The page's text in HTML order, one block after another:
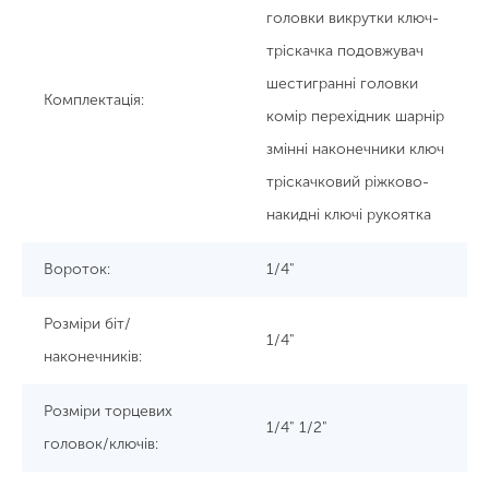
Комплектація:
головки викрутки ключ-
тріскачка подовжувач
шестигранні головки
комір перехідник шарнір
змінні наконечники ключ
тріскачковий ріжково-
накидні ключі рукоятка
Вороток: 1/4"
Розміри біт/
наконечників:
1/4"
Розміри торцевих
головок/ключів:
1/4" 1/2"